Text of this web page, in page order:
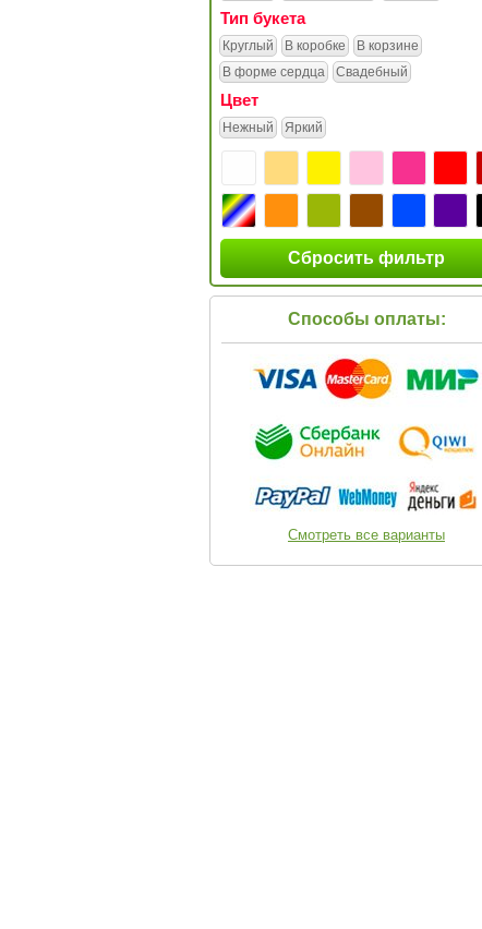
Тип букета
Круглый В коробке
В корзине
В форме сердца
Свадебный
Цвет
Нежный Яркий
Сбросить фильтр
Способы оплаты:
Смотреть все варианты